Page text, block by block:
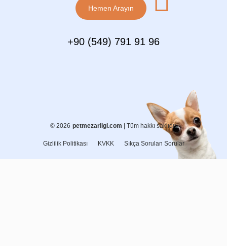
Hemen Arayın
+90 (549) 791 91 96
© 2026petmezarligi.com | Tüm hakkı saklıdır.
Gizlilik Politikası KVKK Sıkça Sorulan Sorular